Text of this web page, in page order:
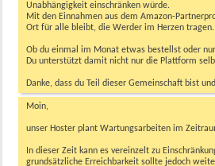
Unabhängigkeit einschränken würde.
Mit den Einnahmen aus dem Amazon-
Ort für alle bleibt, die Werder im Herzen tragen.
Ob du einmal im Monat etwas bestellst oder
Du unterstützt damit nicht nur die Plattform
Danke, dass du Teil dieser Gemeinschaft bist
Moin,
unser Hoster plant Wartungsarbeiten im
In dieser Zeit kann es vereinzelt zu
grundsätzliche Erreichbarkeit sollte jedoch